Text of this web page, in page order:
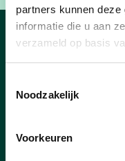
partners kunnen
informatie die u aan
verzameld op basis
Noodzakelijk
Voorkeuren
Nieuws